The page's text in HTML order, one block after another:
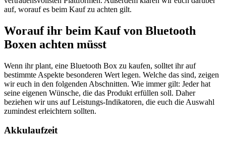
auf, worauf es beim Kauf zu achten gilt.
Worauf ihr beim Kauf von Bluetooth
Boxen achten müsst
Wenn ihr plant, eine Bluetooth Box zu kaufen, solltet ihr auf
bestimmte Aspekte besonderen Wert legen. Welche das sind, zeigen
wir euch in den folgenden Abschnitten. Wie immer gilt: Jeder hat
seine eigenen Wünsche, die das Produkt erfüllen soll. Daher
beziehen wir uns auf Leistungs-Indikatoren, die euch die Auswahl
zumindest erleichtern sollten.
Akkulaufzeit